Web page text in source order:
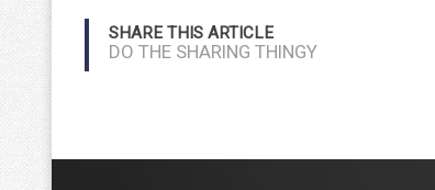
SHARE THIS ARTICLE
DO THE SHARING THINGY